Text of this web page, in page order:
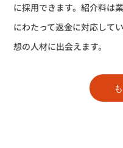
に採用できます。紹介料は
にわたって返金に対応して
想の人材に出会えます。